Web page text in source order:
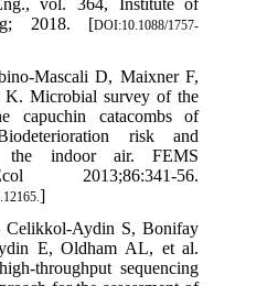
vol. 364, Institute of
2018. [DOI:10.1088/1757-
Mascali D, Maixner F,
Microbial survey of the
capuchin catacombs of
risk and
the indoor air. FEMS
2013;86:341-56.
]
Celikkol-Aydin S, Bonifay
E, Oldham AL, et al.
throughput sequencing